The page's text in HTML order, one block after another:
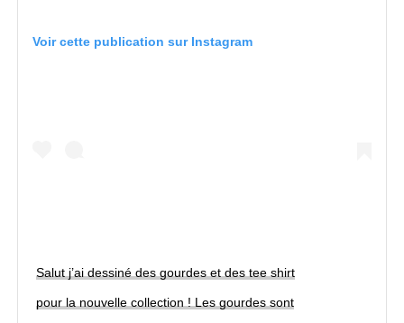
Voir cette publication sur Instagram
Salut j’ai dessiné des gourdes et des tee shirt
pour la nouvelle collection ! Les gourdes sont